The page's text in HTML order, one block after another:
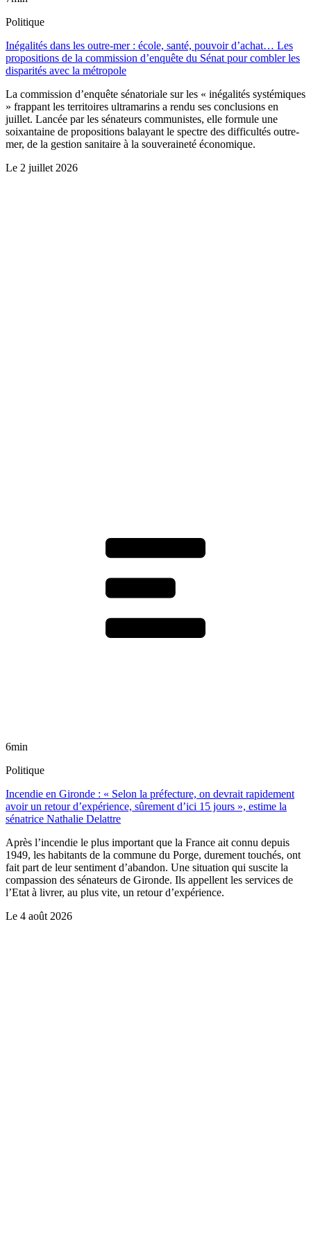
Politique
Inégalités dans les outre-mer : école, santé, pouvoir d’achat… Les
propositions de la commission d’enquête du Sénat pour combler les
disparités avec la métropole
La commission d’enquête sénatoriale sur les « inégalités systémiques
» frappant les territoires ultramarins a rendu ses conclusions en
juillet. Lancée par les sénateurs communistes, elle formule une
soixantaine de propositions balayant le spectre des difficultés outre-
mer, de la gestion sanitaire à la souveraineté économique.
Le 2 juillet 2026
6min
Politique
Incendie en Gironde : « Selon la préfecture, on devrait rapidement
avoir un retour d’expérience, sûrement d’ici 15 jours », estime la
sénatrice Nathalie Delattre
Après l’incendie le plus important que la France ait connu depuis
1949, les habitants de la commune du Porge, durement touchés, ont
fait part de leur sentiment d’abandon. Une situation qui suscite la
compassion des sénateurs de Gironde. Ils appellent les services de
l’Etat à livrer, au plus vite, un retour d’expérience.
Le 4 août 2026